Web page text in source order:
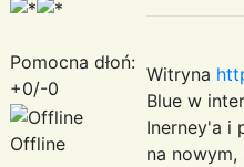
Pomocna dłoń:
+0/-0
Offline
Witryna
Blue w
Inerney'a i
na